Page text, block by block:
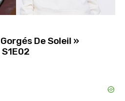
De Soleil »